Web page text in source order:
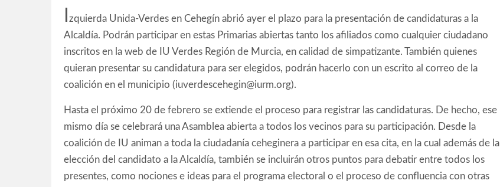
zquierda Unida-Verdes en Cehegín abrió ayer el plazo para la presentación de candidaturas a la
Alcaldía. Podrán participar en estas Primarias abiertas tanto los afiliados como cualquier ciudadano
inscritos en la web de IU Verdes Región de Murcia, en calidad de simpatizante. También quienes
quieran presentar su candidatura para ser elegidos, podrán hacerlo con un escrito al correo de la
coalición en el municipio (iuverdescehegin@iurm.org).
Hasta el próximo 20 de febrero se extiende el proceso para registrar las candidaturas. De hecho, ese
mismo día se celebrará una Asamblea abierta a todos los vecinos para su participación. Desde la
coalición de IU animan a toda la ciudadanía ceheginera a participar en esa cita, en la cual además de la
elección del candidato a la Alcaldía, también se incluirán otros puntos para debatir entre todos los
presentes, como nociones e ideas para el programa electoral o el proceso de confluencia con otras